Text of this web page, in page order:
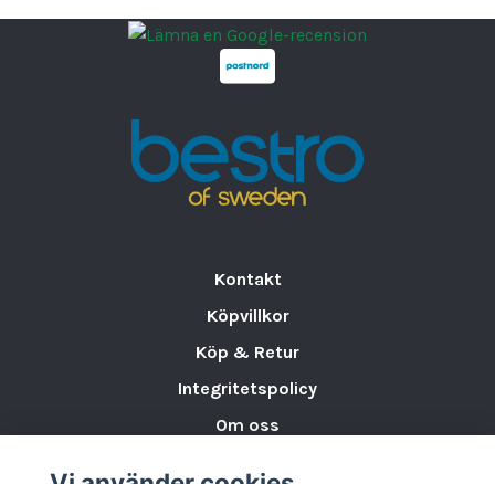
Kontakt
Köpvillkor
Köp & Retur
Integritetspolicy
Om oss